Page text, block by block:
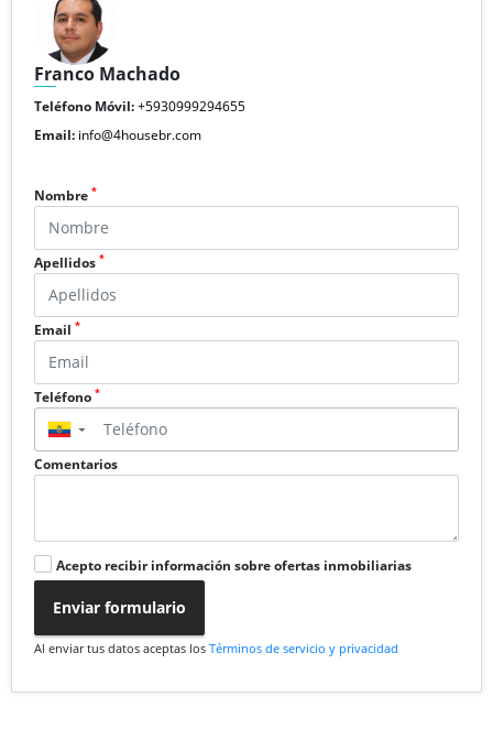
Franco Machado
Teléfono Móvil:+5930999294655
Email: info@4housebr.com
Nombre *
Apellidos *
Email *
Teléfono *
▼
Comentarios
Acepto recibir información sobre ofertas inmobiliarias
Enviar formulario
Al enviar tus datos aceptas los Términos de servicio y privacidad